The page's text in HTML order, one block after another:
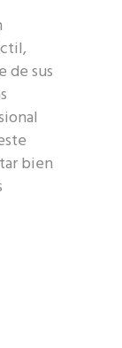
de sus
bien